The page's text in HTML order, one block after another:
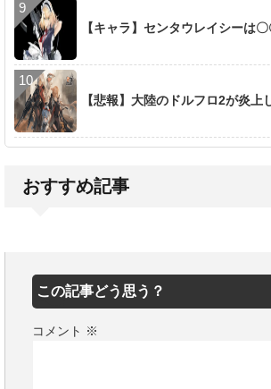
【キャラ】センタウレイシーは
【悲報】大陸のドルフロ2が炎上
おすすめ記事
この記事どう思う？
コメント ※